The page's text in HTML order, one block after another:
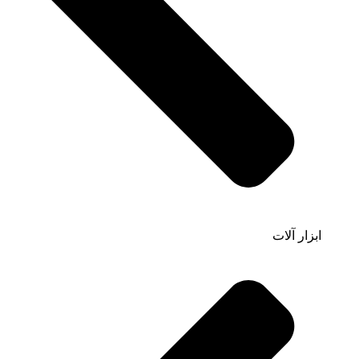
ابزار آلات